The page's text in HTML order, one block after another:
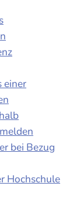
einer
bei Bezug
Hochschule